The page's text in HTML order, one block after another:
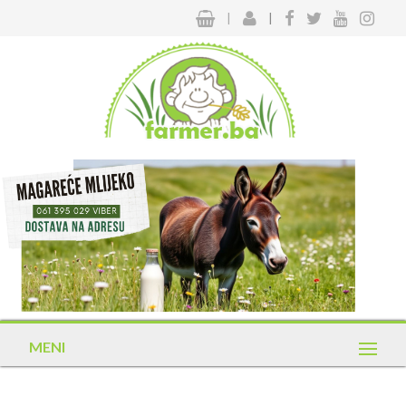
| |
MENI